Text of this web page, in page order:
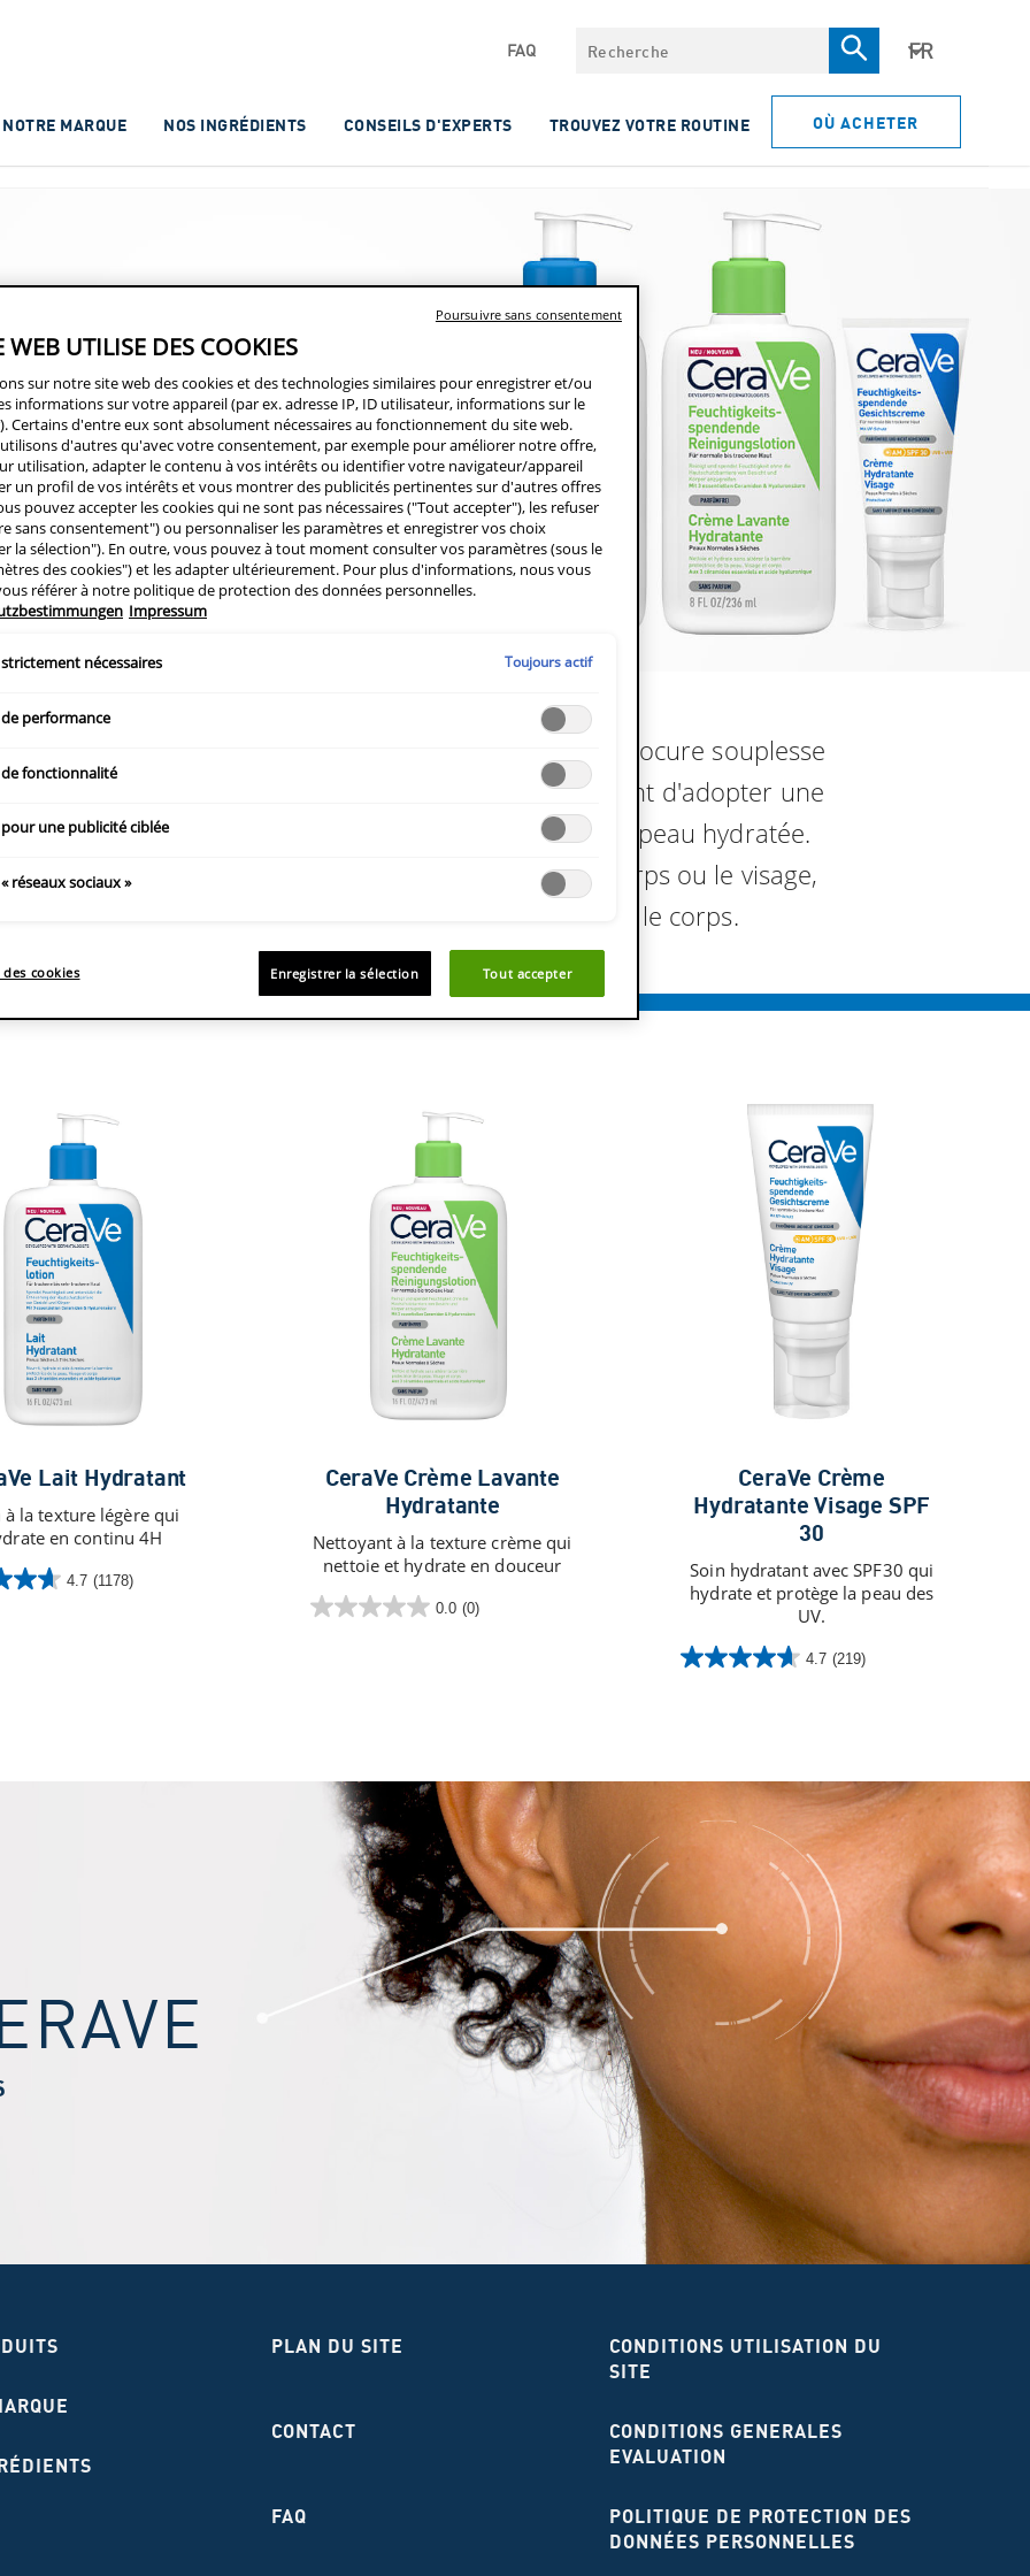
FAQ Recherche
NOTRE MARQUE NOS INGRÉDIENTS CONSEILS D'EXPERTS TROUVEZ VOTRE ROUTINE OÙ ACHETER
molécule naturellement produite par la peau et lui procure souplesse
naturelle diminue avec le temps. Il est important d'adopter une
avec de l'acide hyaluronique pour maintenir une peau hydratée.
CeraVe à l'acide hyaluronique : nettoyants pour le corps ou le visage,
soin pour les yeux, baumes ou laits hydratants pour le corps.
Lait Hydratant
à la texture légère qui
en continu 4H
4.7 (1178)
CeraVe Crème Lavante
Hydratante
Nettoyant à la texture crème qui
nettoie et hydrate en douceur
0.0 (0)
0.0
CeraVe Crème
Hydratante Visage SPF
30
Soin hydratant avec SPF30 qui
hydrate et protège la peau des
UV.
4.7 (219)
4.7
PLAN DU SITE
CONDITIONS UTILISATION DU
SITE
CONTACT
CONDITIONS GENERALES
EVALUATION
FAQ
POLITIQUE DE PROTECTION DES
DONNÉES PERSONNELLES
WEB UTILISE DES COOKIES
sur notre site web des cookies et des technologies similaires pour enregistrer et/ou
informations sur votre appareil (par ex. adresse IP, ID utilisateur, informations sur le
Certains d'entre eux sont absolument nécessaires au fonctionnement du site web.
d'autres qu'avec votre consentement, par exemple pour améliorer notre offre,
utilisation, adapter le contenu à vos intérêts ou identifier votre navigateur/appareil
un profil de vos intérêts et vous montrer des publicités pertinentes sur d'autres offres
pouvez accepter les cookies qui ne sont pas nécessaires ("Tout accepter"), les refuser
sans consentement") ou personnaliser les paramètres et enregistrer vos choix
la sélection"). En outre, vous pouvez à tout moment consulter vos paramètres (sous le
des cookies") et les adapter ultérieurement. Pour plus d'informations, nous vous
référer à notre politique de protection des données personnelles.
Impressum
nécessaires Toujours actif
performance
fonctionnalité
une publicité ciblée
réseaux sociaux »
des cookies Enregistrer la sélection Tout accepter
Poursuivre sans consentement